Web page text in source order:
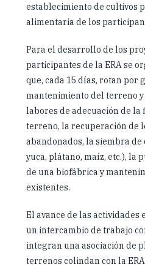
establecimiento de cultivos
alimentaria de los
Para el desarrollo de los
participantes de la ERA se
que, cada 15 días, rotan por
mantenimiento del terreno y
labores de adecuación de la
terreno, la recuperación de
abandonados, la siembra
yuca, plátano, maíz, etc.), la
de una biofábrica y
existentes.
El avance de las actividades
un intercambio de trabajo
integran una asociación de
terrenos colindan con la